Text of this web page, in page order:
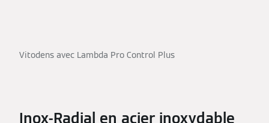
Vitodens avec Lambda Pro Control Plus
Inox-Radial en acier inoxydable